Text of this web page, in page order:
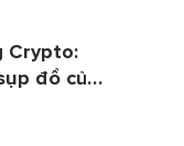
Crypto:
đổ của